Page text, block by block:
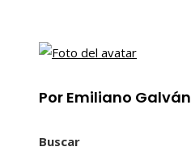
Por Emiliano Galván
Buscar